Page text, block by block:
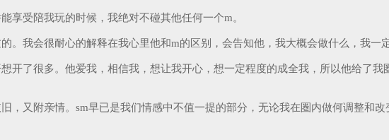
享受陪我玩的时候，我绝对不碰其他任何一个m。
。我会很耐心的解释在我心里他和m的区别，会告知他，我大概会做什么，我
开了很多。他爱我，相信我，想让我开心，想一定程度的成全我，所以他给了
，又附亲情。sm早已是我们情感中不值一提的部分，无论我在圏内做何调整和